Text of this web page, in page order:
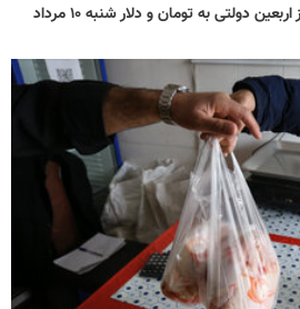
قیمت دینار عراق امروز + نرخ ارز اربعین دولتی به تومان و دلار شنبه ۱۰ مرداد